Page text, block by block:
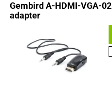
Gembird A-HDMI-VGA-
adapter